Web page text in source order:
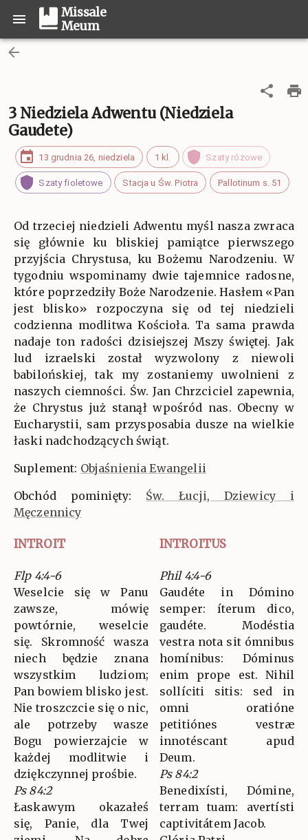
Missale
Meum
3 Niedziela Adwentu (Niedziela
Gaudete)
13 grudnia 26, niedziela 1 kl. Szaty różowe
Szaty fioletowe Stacja u Św. Piotra Pallotinum s. 51
Od trzeciej niedzieli Adwentu myśl nasza zwraca
się głównie ku bliskiej pamiątce pierwszego
przyjścia Chrystusa, ku Bożemu Narodzeniu. W
tygodniu wspominamy dwie tajemnice radosne,
które poprzedziły Boże Narodzenie. Hasłem «Pan
jest blisko» rozpoczyna się od tej niedzieli
codzienna modlitwa Kościoła. Ta sama prawda
nadaje ton radości dzisiejszej Mszy świętej. Jak
lud izraelski został wyzwolony z niewoli
babilońskiej, tak my zostaniemy uwolnieni z
naszych ciemności. Św. Jan Chrzciciel zapewnia,
że Chrystus już stanął wpośród nas. Obecny w
Eucharystii, sam przysposabia dusze na wielkie
łaski nadchodzących świąt.
Suplement: Objaśnienia Ewangelii
Obchód pominięty: Św. Łucji, Dziewicy i
Męczennicy
INTROIT INTROITUS
Flp 4:4-6
Weselcie się w Panu
zawsze, mówię
powtórnie, weselcie
się. Skromność wasza
niech będzie znana
wszystkim ludziom;
Pan bowiem blisko jest.
Nie troszczcie się o nic,
ale potrzeby wasze
Bogu powierzajcie w
każdej modlitwie i
dziękczynnej prośbie.
Ps 84:2
Łaskawym okazałeś
się, Panie, dla Twej
Phil 4:4-6
Gaudéte in Dómino
semper: íterum dico,
gaudéte. Modéstia
vestra nota sit ómnibus
homínibus: Dóminus
enim prope est. Nihil
sollíciti sitis: sed in
omni oratióne
petitiónes vestræ
innotéscant apud
Deum.
Ps 84:2
Benedixísti, Dómine,
terram tuam: avertísti
captivitátem Jacob.